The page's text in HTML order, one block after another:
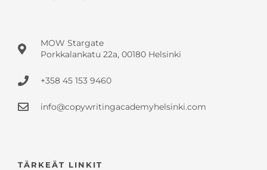
TÄRKEÄT LINKIT
MOW Stargate
Porkkalankatu 22a, 00180 Helsinki
+358 45 153 9460
info@copywritingacademyhelsinki.com